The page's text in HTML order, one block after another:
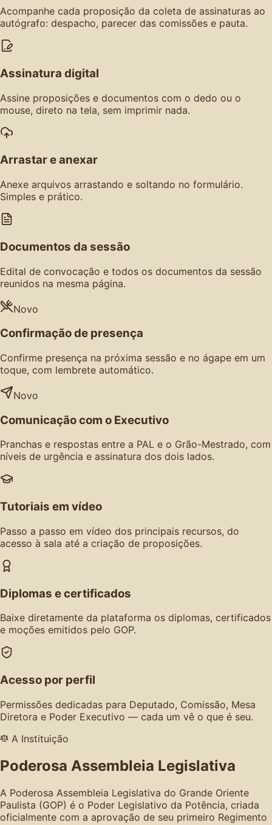
Acompanhe cada proposição da coleta de assinaturas ao
autógrafo: despacho, parecer das comissões e pauta.
Assinatura digital
Assine proposições e documentos com o dedo ou o
mouse, direto na tela, sem imprimir nada.
Arrastar e anexar
Anexe arquivos arrastando e soltando no formulário.
Simples e prático.
Documentos da sessão
Edital de convocação e todos os documentos da sessão
reunidos na mesma página.
Novo
Confirmação de presença
Confirme presença na próxima sessão e no ágape em um
toque, com lembrete automático.
Novo
Comunicação com o Executivo
Pranchas e respostas entre a PAL e o Grão-Mestrado, com
níveis de urgência e assinatura dos dois lados.
Tutoriais em vídeo
Passo a passo em vídeo dos principais recursos, do
acesso à sala até a criação de proposições.
Diplomas e certificados
Baixe diretamente da plataforma os diplomas, certificados
e moções emitidos pelo GOP.
Acesso por perfil
Permissões dedicadas para Deputado, Comissão, Mesa
Diretora e Poder Executivo — cada um vê o que é seu.
A Instituição
Poderosa Assembleia Legislativa
A Poderosa Assembleia Legislativa do Grande Oriente
Paulista (GOP) é o Poder Legislativo da Potência, criada
oficialmente com a aprovação de seu primeiro Regimento